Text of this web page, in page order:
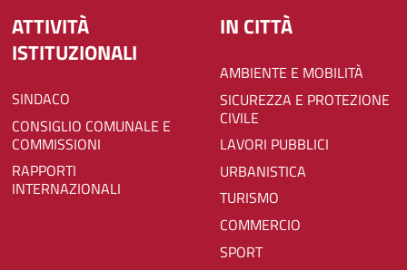
ATTIVITÀ
ISTITUZIONALI
SINDACO
CONSIGLIO COMUNALE E
COMMISSIONI
RAPPORTI
INTERNAZIONALI
IN CITTÀ
AMBIENTE E MOBILITÀ
SICUREZZA E PROTEZIONE
CIVILE
LAVORI PUBBLICI
URBANISTICA
TURISMO
COMMERCIO
SPORT